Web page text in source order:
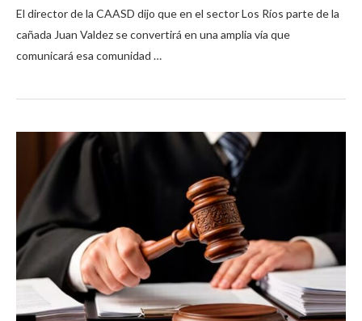
El director de la CAASD dijo que en el sector Los Ríos parte de la
cañada Juan Valdez se convertirá en una amplia vía que
comunicará esa comunidad …